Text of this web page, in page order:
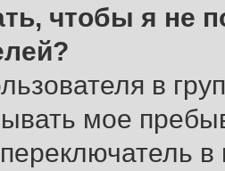
чтобы я не
в
мое